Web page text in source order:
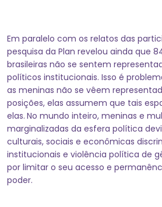
Em paralelo com os relatos das
pesquisa da Plan revelou ainda que
brasileiras não se sentem
políticos institucionais. Isso é
as meninas não se vêem
posições, elas assumem que tais
elas. No mundo inteiro, meninas e
marginalizadas da esfera política
culturais, sociais e econômicas
institucionais e violência política de
por limitar o seu acesso e
poder.